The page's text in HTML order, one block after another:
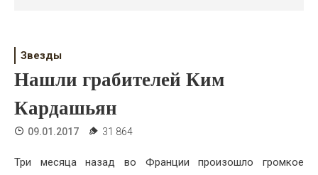
Свадьба
Жизнь
Хобби
Звезды
Нашли грабителей Ким
Кардашьян
09.01.2017 31 864
Три месяца назад во Франции произошло громкое